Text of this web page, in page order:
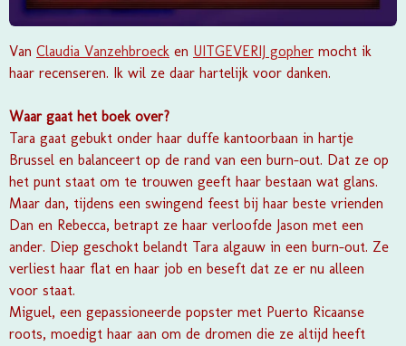
Van Claudia Vanzehbroeck en UITGEVERIJ gopher mocht ik
haar recenseren. Ik wil ze daar hartelijk voor danken.
Waar gaat het boek over?
Tara gaat gebukt onder haar duffe kantoorbaan in hartje
Brussel en balanceert op de rand van een burn-out. Dat ze op
het punt staat om te trouwen geeft haar bestaan wat glans.
Maar dan, tijdens een swingend feest bij haar beste vrienden
Dan en Rebecca, betrapt ze haar verloofde Jason met een
ander. Diep geschokt belandt Tara algauw in een burn-out. Ze
verliest haar flat en haar job en beseft dat ze er nu alleen
voor staat.
Miguel, een gepassioneerde popster met Puerto Ricaanse
roots, moedigt haar aan om de dromen die ze altijd heeft